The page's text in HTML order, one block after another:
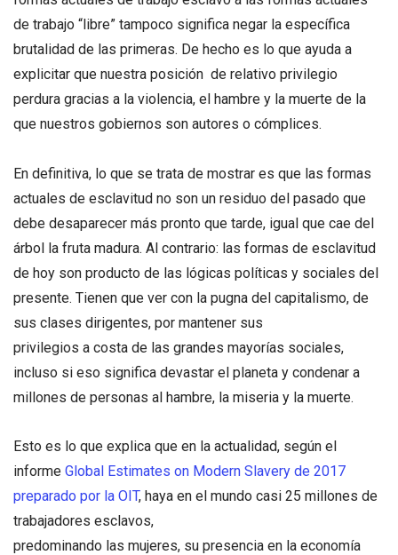
de trabajo “libre” tampoco significa negar la específica
brutalidad de las primeras. De hecho es lo que ayuda a
explicitar que nuestra posición de relativo privilegio
perdura gracias a la violencia, el hambre y la muerte de la
que nuestros gobiernos son autores o cómplices.
En definitiva, lo que se trata de mostrar es que las formas
actuales de esclavitud no son un residuo del pasado que
debe desaparecer más pronto que tarde, igual que cae del
árbol la fruta madura. Al contrario: las formas de esclavitud
de hoy son producto de las lógicas políticas y sociales del
presente. Tienen que ver con la pugna del capitalismo, de
sus clases dirigentes, por mantener sus
privilegios a costa de las grandes mayorías sociales,
incluso si eso significa devastar el planeta y condenar a
millones de personas al hambre, la miseria y la muerte.
Esto es lo que explica que en la actualidad, según el
informe Global Estimates on Modern Slavery de 2017
preparado por la OIT, haya en el mundo casi 25 millones de
trabajadores esclavos,
predominando las mujeres, su presencia en la economía